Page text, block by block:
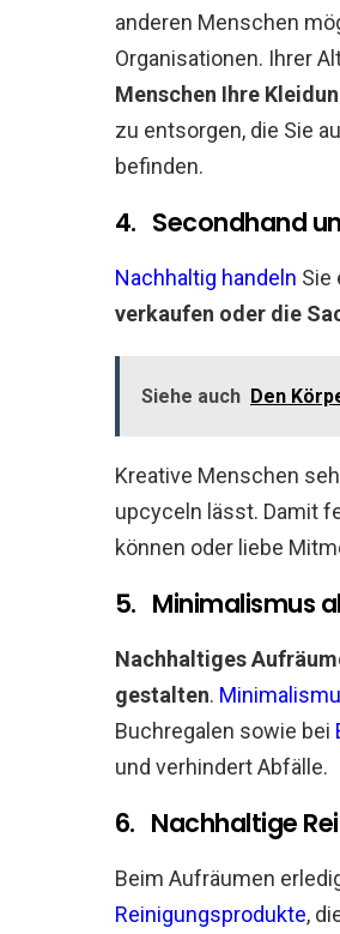
anderen Menschen
Organisationen. Ihrer
Menschen Ihre
zu entsorgen, die Sie
befinden.
4. Secondhand
Nachhaltig handeln Sie
verkaufen oder die
Siehe auch Den
Kreative Menschen
upcyceln lässt. Damit
können oder liebe
5. Minimalismus
Nachhaltiges
gestalten.
Buchregalen sowie bei
und verhindert Abfälle.
6. Nachhaltige
Beim Aufräumen
Reinigungsprodukte,